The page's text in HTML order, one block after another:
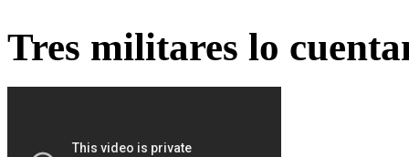
Tres militares lo